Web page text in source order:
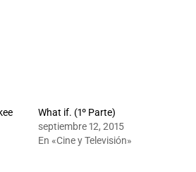
What if. (1º Parte)
septiembre 12, 2015
En «Cine y Televisión»